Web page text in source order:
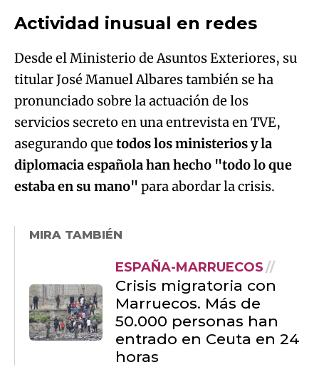
Actividad inusual en redes
Desde el Ministerio de Asuntos Exteriores, su
titular José Manuel Albares también se ha
pronunciado sobre la actuación de los
servicios secreto en una entrevista en TVE,
asegurando que todos los ministerios y la
diplomacia española han hecho "todo lo que
estaba en su mano" para abordar la crisis.
MIRA TAMBIÉN
ESPAÑA-MARRUECOS
Crisis migratoria con
Marruecos. Más de
50.000 personas han
entrado en Ceuta en 24
horas